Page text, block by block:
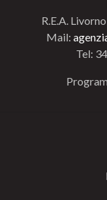
R.E.A.
Mail:
Tel: